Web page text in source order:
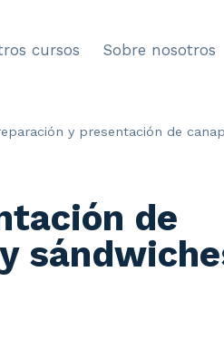
cursos Sobre nosotros
y presentación de
de